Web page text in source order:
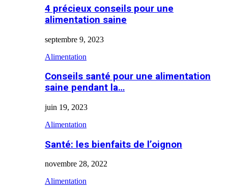
4 précieux conseils pour une
alimentation saine
septembre 9, 2023
Alimentation
Conseils santé pour une alimentation
saine pendant la…
juin 19, 2023
Alimentation
Santé: les bienfaits de l’oignon
novembre 28, 2022
Alimentation